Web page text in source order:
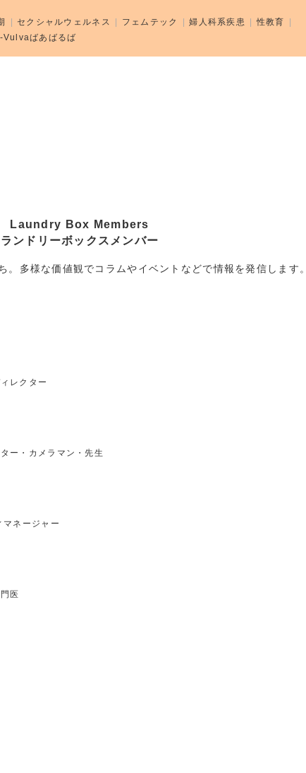
Laundry Box Members
ランドリーボックスメンバー
多様な価値観でコラムやイベントなどで情報を発信します。
レクター
ー・カメラマン・先生
マネージャー
医
セクシャルウェルネス フェムテック 婦人科系疾患
性教育
Vulvaばあばるば